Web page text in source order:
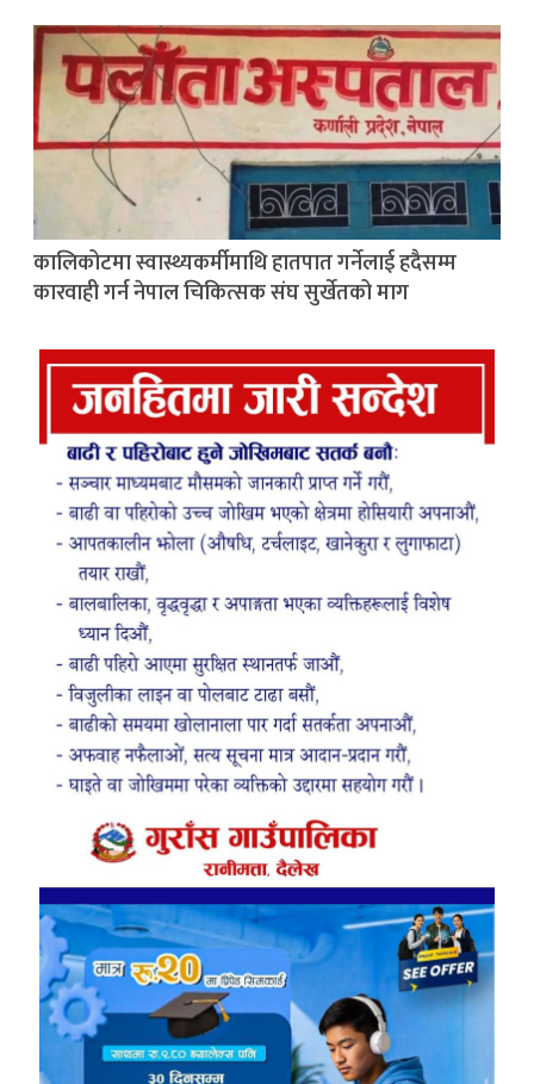
कालिकोटमा स्वास्थ्यकर्मीमाथि हातपात गर्नेलाई हदैसम्म
कारवाही गर्न नेपाल चिकित्सक संघ सुर्खेतको माग